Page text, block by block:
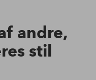
andre,
stil